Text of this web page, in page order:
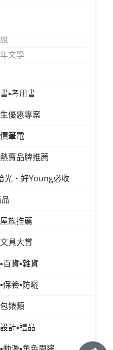
文學
▪考用書
優惠專案
筆電
賣品牌推薦
光・好Young必收
族推薦
具大賞
貨▪雜貨
養▪防曬
錶類
計▪禮品